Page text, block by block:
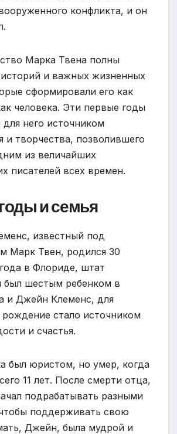
конфликта, и он
Марка Твена полны
и важных жизненных
сформировали его как
человека. Эти первые годы
него источником
и творчества, позволившего
из величайших
писателей всех времен.
и семья
известный под
Марк Твен, родился 30
в Флориде, штат
был шестым ребенком в
и Джейн Клеменс, для
рождение стало источником
и счастья.
был юристом, но умер, когда
11 лет. После смерти отца,
подрабатывать разными
поддерживать свою
Джейн, была мудрой и